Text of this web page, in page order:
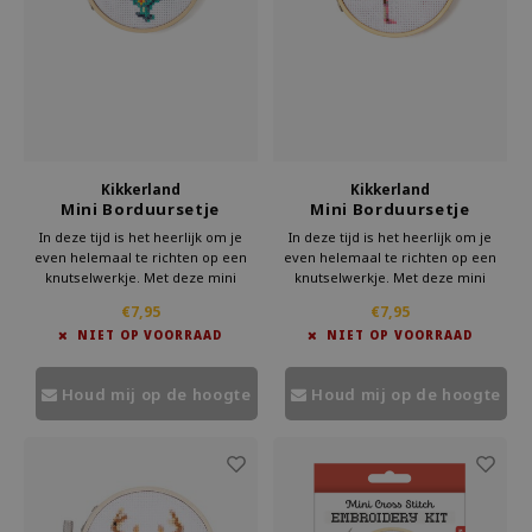
Kikkerland
Mini Borduursetje
Bloemen
In deze tijd is het heerlijk om je
even helemaal te richten op een
knutselwerkje. Met deze mini
lekker creatief bezig. Even geen
schermen, maar iets moois
€7,95
NIET OP VOORRAAD
Houd mij op de hoogte
Kikkerland
Mini Borduursetje
Flamingo
In deze tijd is het heerlijk om je
even helemaal te richten op een
knutselwerkje. Met deze mini
lekker creatief bezig. Even geen
schermen, maar iets moois
€7,95
NIET OP VOORRAAD
Houd mij op de hoogte